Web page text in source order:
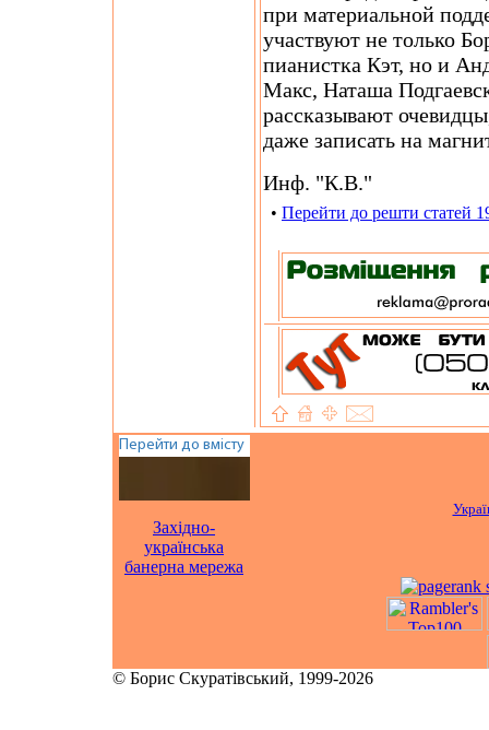
при материальной
участвуют не только
пианистка Кэт, но и
Макс, Наташа
рассказывают
даже записать на
Инф. "К.В."
• Перейти до решти статей
Західно-
українська
банерна мережа
© Борис Скуратівський, 1999-2026